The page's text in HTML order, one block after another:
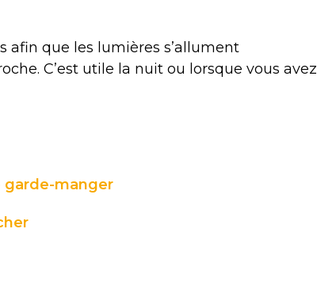
afin que les lumières s’allument
C’est utile la nuit ou lorsque vous avez
garde-manger